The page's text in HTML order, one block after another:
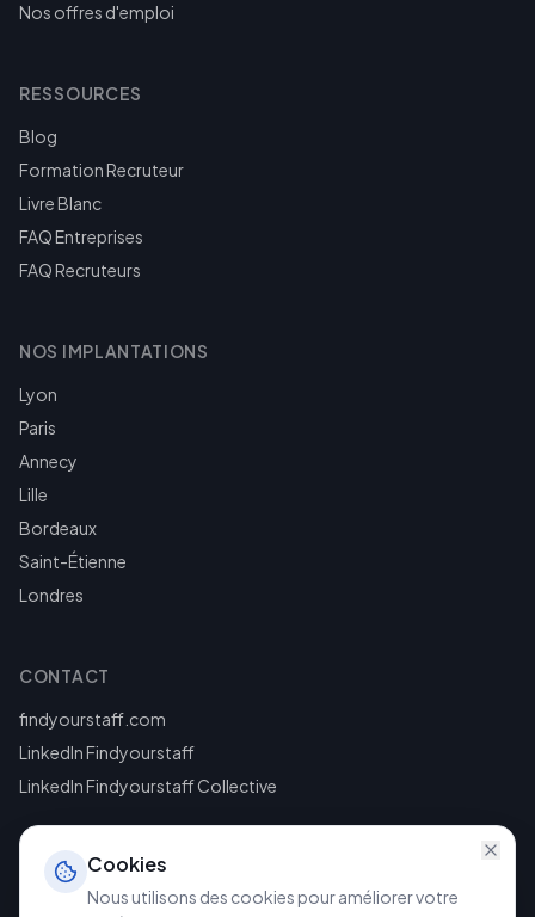
Nos offres d'emploi
RESSOURCES
Blog
Formation Recruteur
Livre Blanc
FAQ Entreprises
FAQ Recruteurs
NOS IMPLANTATIONS
Lyon
Paris
Annecy
Lille
Bordeaux
Saint-Étienne
Londres
CONTACT
findyourstaff.com
LinkedIn Findyourstaff
LinkedIn Findyourstaff Collective
Cookies
Nous utilisons des cookies pour améliorer votre